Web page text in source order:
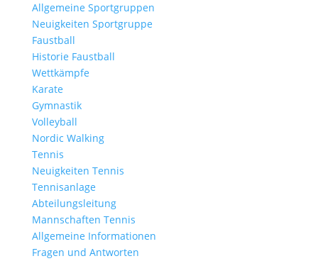
Allgemeine Sportgruppen
Neuigkeiten Sportgruppe
Faustball
Historie Faustball
Wettkämpfe
Karate
Gymnastik
Volleyball
Nordic Walking
Tennis
Neuigkeiten Tennis
Tennisanlage
Abteilungsleitung
Mannschaften Tennis
Allgemeine Informationen
Fragen und Antworten